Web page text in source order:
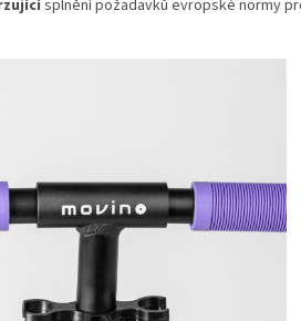
splnění požadavků evropské normy